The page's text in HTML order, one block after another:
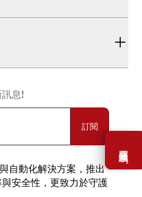
需要幫助嗎？
息!
訂閱
自動化解決方案，推出
安全性，更致力於守護